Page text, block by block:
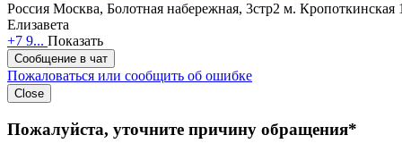
Россия Москва, Болотная набережная, 3стр2 м.
Елизавета
+7 9... Показать
Сообщение в чат
Пожаловаться или сообщить об ошибке
Close
Пожалуйста, уточните причину обращения*